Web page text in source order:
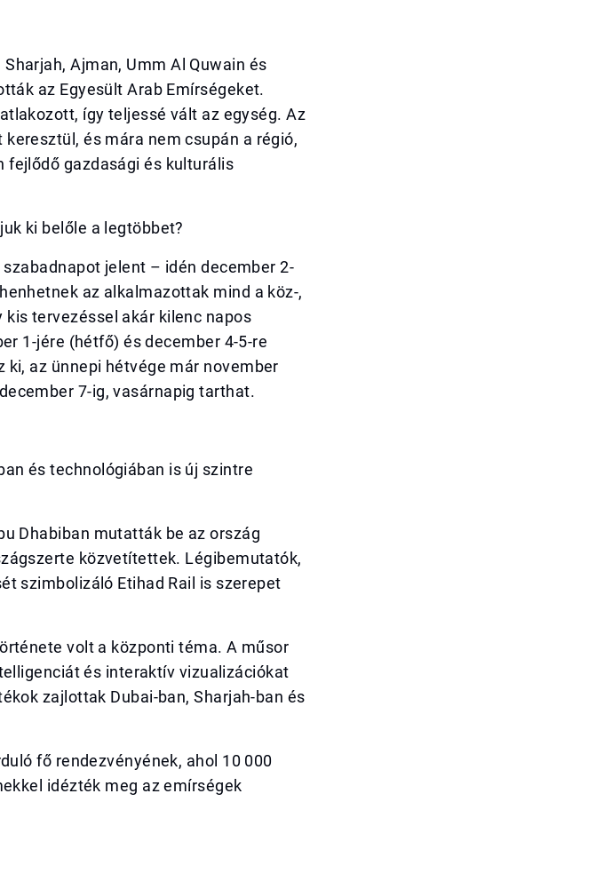
Ajman, Umm Al Quwain és
az Egyesült Arab Emírségeket.
így teljessé vált az egység. Az
és mára nem csupán a régió,
fejlődő gazdasági és kulturális
ki belőle a legtöbbet?
jelent – idén december 2-
az alkalmazottak mind a köz-,
tervezéssel akár kilenc napos
1-jére (hétfő) és december 4-5-re
az ünnepi hétvége már november
7-ig, vasárnapig tarthat.
és technológiában is új szintre
Dhabiban mutatták be az ország
közvetítettek. Légibemutatók,
szimbolizáló Etihad Rail is szerepet
volt a központi téma. A műsor
és interaktív vizualizációkat
zajlottak Dubai-ban, Sharjah-ban és
fő rendezvényének, ahol 10 000
idézték meg az emírségek